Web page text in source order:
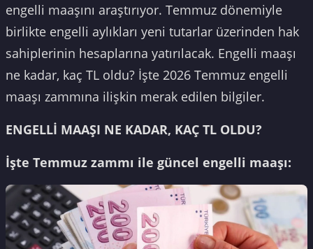
engelli maaşını araştırıyor. Temmuz dönemiyle
birlikte engelli aylıkları yeni tutarlar üzerinden hak
sahiplerinin hesaplarına yatırılacak. Engelli maaşı
ne kadar, kaç TL oldu? İşte 2026 Temmuz engelli
maaşı zammına ilişkin merak edilen bilgiler.
ENGELLİ MAAŞI NE KADAR, KAÇ TL OLDU?
İşte Temmuz zammı ile güncel engelli maaşı: